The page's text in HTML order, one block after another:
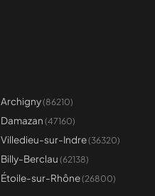
Archigny(86210)
Damazan (47160)
Villedieu-sur-Indre(36320)
Billy-Berclau (62138)
Étoile-sur-Rhône(26800)